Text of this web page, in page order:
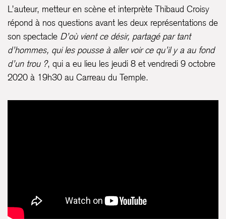
L’auteur, metteur en scène et interprète Thibaud Croisy
répond à nos questions avant les deux représentations de
son spectacle D’où vient ce désir, partagé par tant
d’hommes, qui les pousse à aller voir ce qu’il y a au fond
d’un trou ?, qui a eu lieu les jeudi 8 et vendredi 9 octobre
2020 à 19h30 au Carreau du Temple.